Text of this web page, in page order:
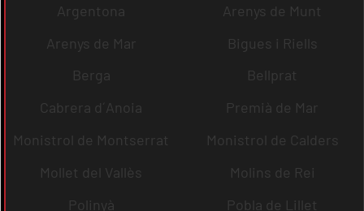
Argentona
Arenys de Munt
Arenys de Mar
Bigues i Riells
Berga
Bellprat
Cabrera d´Anoia
Premià de Mar
Monistrol de Montserrat
Monistrol de Calders
Mollet del Vallès
Molins de Rei
Polinyà
Pobla de Lillet